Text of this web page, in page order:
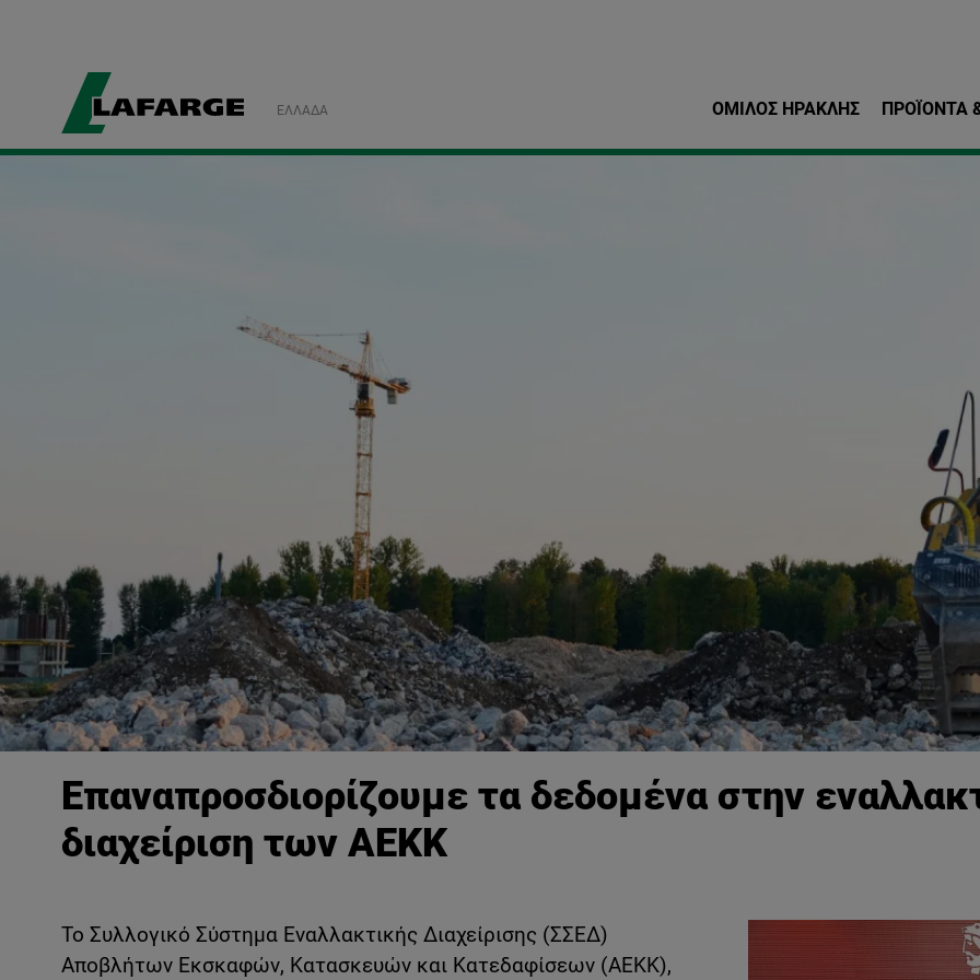
ΕΛΛΆΔΑ ΌΜΙΛΟΣ ΗΡΑΚΛΗΣ ΠΡΟΪΌΝΤΑ
Επαναπροσδιορίζουμε τα δεδομένα στην
διαχείριση των ΑΕΚΚ
Το Συλλογικό Σύστημα Εναλλακτικής Διαχείρισης (ΣΣΕΔ)
Αποβλήτων Εκσκαφών, Κατασκευών και Κατεδαφίσεων (ΑΕΚΚ),